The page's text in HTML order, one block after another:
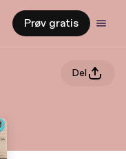
Prøv gratis
Del